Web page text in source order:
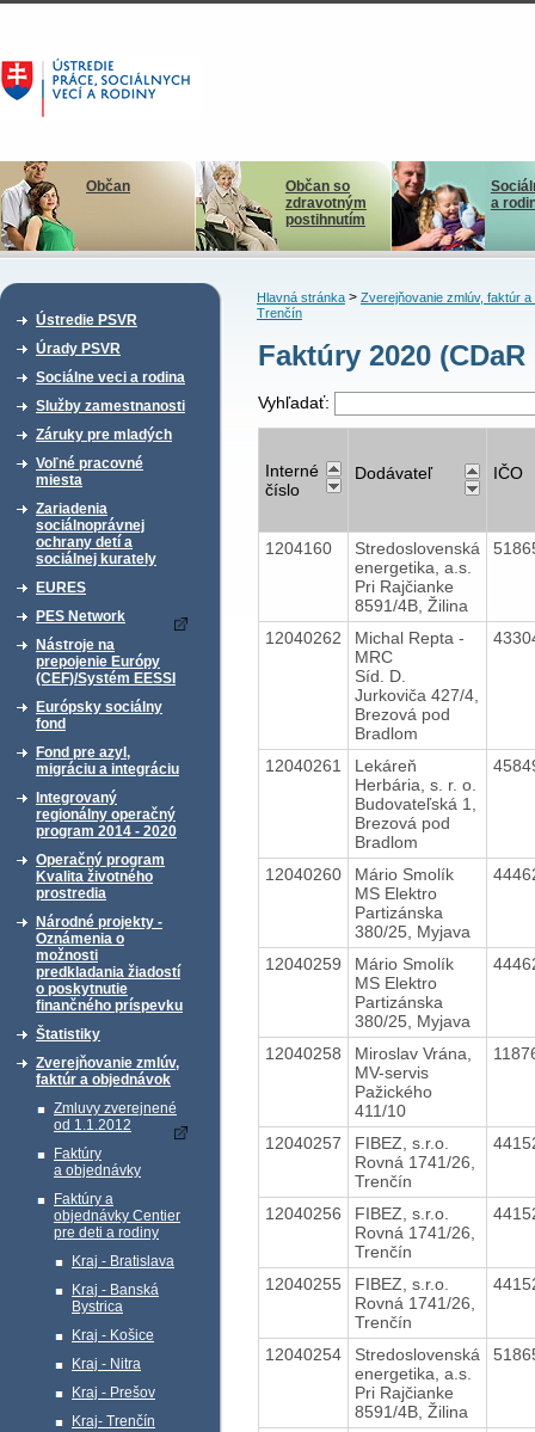
Občan
Občan so
zdravotným
postihnutím
a
Ústredie PSVR
Úrady PSVR
Sociálne veci a rodina
Služby zamestnanosti
Záruky pre mladých
Voľné pracovné
miesta
Zariadenia
sociálnoprávnej
ochrany detí a
sociálnej kurately
EURES
PES Network
Nástroje na
prepojenie Európy
(CEF)/Systém EESSI
Európsky sociálny
fond
Fond pre azyl,
migráciu a integráciu
Integrovaný
regionálny operačný
program 2014 - 2020
Operačný program
Kvalita životného
prostredia
Národné projekty -
Oznámenia o
možnosti
predkladania žiadostí
o poskytnutie
finančného príspevku
Štatistiky
Zverejňovanie zmlúv,
faktúr a objednávok
Zmluvy zverejnené
od 1.1.2012
Faktúry
a objednávky
Faktúry a
objednávky Centier
pre deti a rodiny
Kraj - Bratislava
Kraj - Banská
Bystrica
Kraj - Košice
Kraj - Nitra
Kraj - Prešov
Kraj- Trenčín
Hlavná stránka> Zverejňovanie zmlúv, faktúr a
Trenčín
Faktúry 2020
Vyhľadať:
Interné
číslo
Dodávateľ IČO
1204160
Stredoslovenská
energetika, a.s.
Pri Rajčianke
8591/4B, Žilina
12040262
Michal Repta -
MRC
Síd. D.
Jurkoviča 427/4,
Brezová pod
Bradlom
12040261
Lekáreň
Herbária, s. r. o.
Budovateľská 1,
Brezová pod
Bradlom
12040260
Mário Smolík
MS Elektro
Partizánska
380/25, Myjava
12040259
Mário Smolík
MS Elektro
Partizánska
380/25, Myjava
12040258
Miroslav Vrána,
MV-servis
Pažického
411/10
12040257
FIBEZ, s.r.o.
Rovná 1741/26,
Trenčín
12040256
FIBEZ, s.r.o.
Rovná 1741/26,
Trenčín
12040255
FIBEZ, s.r.o.
Rovná 1741/26,
Trenčín
12040254
Stredoslovenská
energetika, a.s.
Pri Rajčianke
8591/4B, Žilina